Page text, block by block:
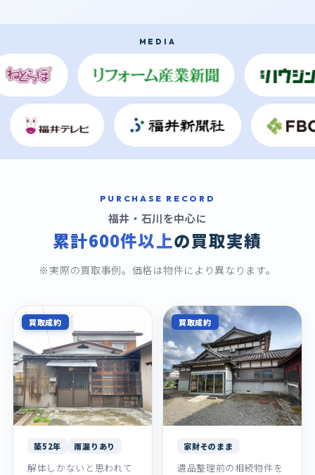
MEDIA
PURCHASE RECORD
福井・石川を中心に
累計600件以上の買取実績
※実際の買取事例。価格は物件により異なります。
築52年 雨漏りあり
解体しかないと思われて
家財そのまま
遺品整理前の相続物件を